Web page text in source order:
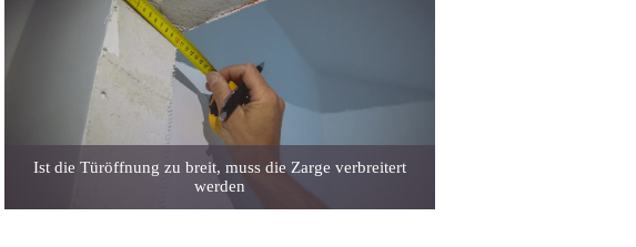
Ist die Türöffnung zu breit, muss die Zarge verbreitert
werden